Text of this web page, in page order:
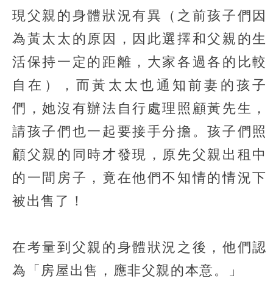
現父親的身體狀況有異（之前孩子們因
為黃太太的原因，因此選擇和父親的生
活保持一定的距離，大家各過各的比較
自在），而黃太太也通知前妻的孩子
們，她沒有辦法自行處理照顧黃先生，
請孩子們也一起要接手分擔。孩子們照
顧父親的同時才發現，原先父親出租中
的一間房子，竟在他們不知情的情況下
被出售了！
在考量到父親的身體狀況之後，他們認
為「房屋出售，應非父親的本意。」